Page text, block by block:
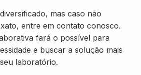
mas caso não
entre em contato conosco.
fará o possível para
e buscar a solução mais
laboratório.